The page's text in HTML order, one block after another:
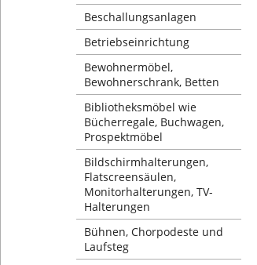
Beschallungsanlagen
Betriebseinrichtung
Bewohnermöbel,
Bewohnerschrank, Betten
Bibliotheksmöbel wie
Bücherregale, Buchwagen,
Prospektmöbel
Bildschirmhalterungen,
Flatscreensäulen,
Monitorhalterungen, TV-
Halterungen
Bühnen, Chorpodeste und
Laufsteg